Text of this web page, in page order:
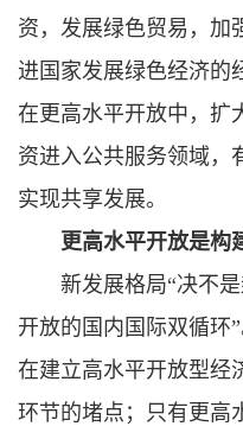
资，发展绿色贸易，加
进国家发展绿色经济的
在更高水平开放中，扩
资进入公共服务领域，
实现共享发展。
更高水平开放是构
新发展格局“决不
开放的国内国际双循环
在建立高水平开放型经
环节的堵点；只有更高